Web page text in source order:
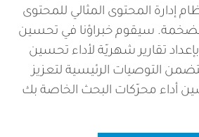
إدارة المحتوى المثالي للمحتوى
سيقوم خبراؤنا في تحسين
تقارير شهريّة لأداء تحسين
التوصيات الرئيسية لتعزيز
أداء محرّكات البحث الخاصة بك